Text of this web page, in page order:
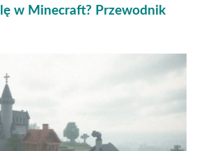
w Minecraft? Przewodnik